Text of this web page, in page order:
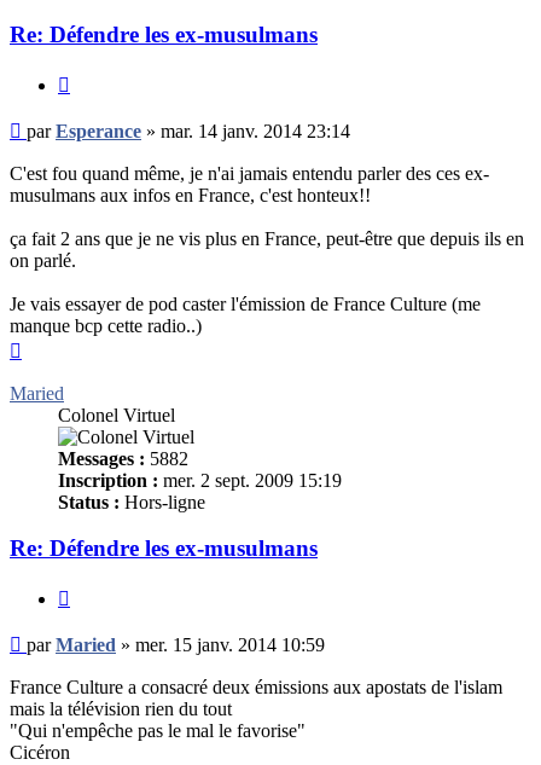
Re: Défendre les ex-musulmans
Message
non
lu
parEsperance » mar. 14 janv. 2014 23:14
C'est fou quand même, je n'ai jamais entendu parler des ces ex-
musulmans aux infos en France, c'est honteux!!
ça fait 2 ans que je ne vis plus en France, peut-être que depuis ils en
on parlé.
Je vais essayer de pod caster l'émission de France Culture (me
manque bcp cette radio..)
Maried
Colonel Virtuel
Messages : 5882
Inscription : mer. 2 sept. 2009 15:19
Status : Hors-ligne
Re: Défendre les ex-musulmans
Message
non
lu
parMaried » mer. 15 janv. 2014 10:59
France Culture a consacré deux émissions aux apostats de l'islam
mais la télévision rien du tout
"Qui n'empêche pas le mal le favorise"
Cicéron